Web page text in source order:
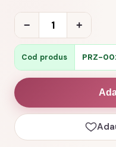
−
Cantitate
Sort
personalizat
heartbeat
motorhome
camping
cod
PRZ-
+
Cod produs PRZ-